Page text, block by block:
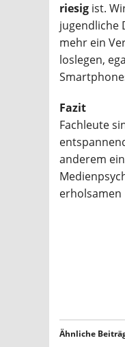
riesig ist.
jugendliche
mehr ein
loslegen,
Fazit
Fachleute
anderem
erholsamen
Ähnliche